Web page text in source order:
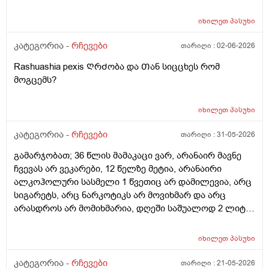
ამოჭრის და არა მკურნალობის რეკომენდაციას,
ორგანო არის?
იხილეთპასუხი
კატეგორია - რჩევები თარიღი :02-06-2026
Rashuashia pexis ᲦრᲫობა და Თან სიცცხეს რომ
მოგცემს?
იხილეთპასუხი
კატეგორია - რჩევები თარიღი :31-05-2026
გამარჯობათ; 36 წლის მამაკაცი ვარ, არანაირ მავნე
ჩვევას არ ვეკარები, 12 წელზე მეტია, არანაირი
ალკოჰოლური სასმელი 1 წვეთიც არ დამილევია, არც
სიგარეტს, არც ნარკოტიკს არ მოვიხმარ და არც
არასდროს არ მომიხმარია, დღეში საშუალოდ 2 ლიტრ
მაქვს, სხვა ვარჯიშებსაც ვაკეთებ, არ მაწუხებს
არაფერი არ მიგრძვნია, სეზონური სურდო ან ვირუსიც
იხილეთპასუხი
კატეგორია - რჩევები თარიღი :21-05-2026